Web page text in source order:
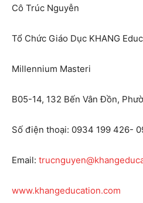
Cô Trúc Nguyễn
Tổ Chức Giáo Dục KHANG
Millennium Masteri
B05-14, 132 Bến Vân Đồn,
Số điện thoại: 0934 199 426-
Email:
www.khangeducation.com